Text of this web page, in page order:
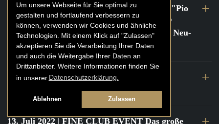
Um unsere Webseite für Sie optimal zu
gestalten und fortlaufend verbessern zu
können, verwenden wir Cookies und ähnliche
Technologien. Mit einem Klick auf "Zulassen"
akzeptieren Sie die Verarbeitung Ihrer Daten
und auch die Weitergabe Ihrer Daten an
Drittanbieter. Weitere Informationen finden Sie
in unserer Datenschutzerklärung.
Ablehnen Zulassen
22. Juli 2022| FINE CLUB Private Dinner "Pio
Cesare" mit Tochter Frederica Pio Boffa @
FINE CLUB Clubhouse Alter Haferkasten, Neu-
Isenburg
21. bis 22. Juli 2022| FINE CLUB Travels
Frankreich Burgund Kurztrip
13. Juli 2022 | FINE CLUB EVENT Das große